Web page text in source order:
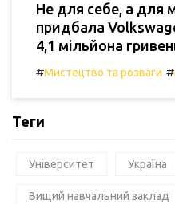
Не для себе, а для
придбала
4,1 мільйона
#Мистецтво та розваги #
Теги
Університет Україна
Вищий навчальний заклад